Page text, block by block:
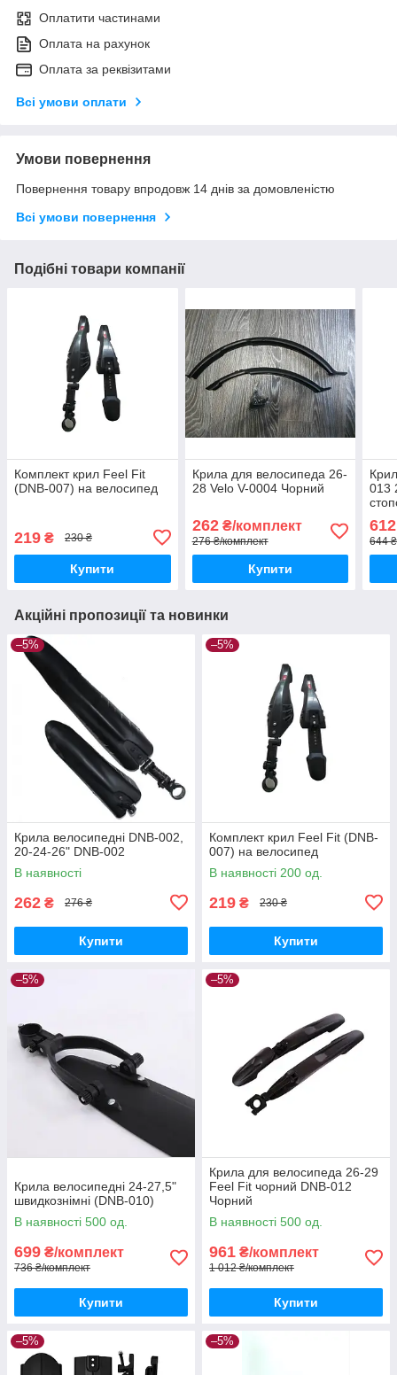
Оплатити частинами
Оплата на рахунок
Оплата за реквізитами
Всі умови оплати
Умови повернення
Повернення товару впродовж 14 днів за домовленістю
Всі умови повернення
Подібні товари компанії
Комплект крил Feel Fit
(DNB-007) на велосипед
219 ₴ 230 ₴
Купити
Крила для велосипеда 26-
28 Velo V-0004 Чорний
262₴/комплект
276 ₴/комплект
Купити
013
612
644
Акційні пропозиції та новинки
–5%
Крила велосипедні DNB-002,
20-24-26" DNB-002
В наявності
262 ₴ 276 ₴
Купити
–5%
Комплект крил Feel Fit (DNB-
007) на велосипед
В наявності 200 од.
219 ₴ 230 ₴
Купити
–5%
Крила велосипедні 24-27,5"
швидкознімні (DNB-010)
В наявності 500 од.
699 ₴/комплект
736 ₴/комплект
Купити
–5%
Крила для велосипеда 26-29
Feel Fit чорний DNB-012
Чорний
В наявності 500 од.
961 ₴/комплект
1 012 ₴/комплект
Купити
–5% –5%